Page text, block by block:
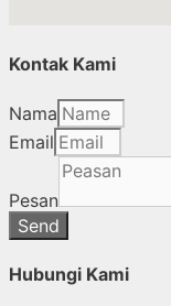
Kontak Kami
Nama
Email
Pesan
Send
Hubungi Kami